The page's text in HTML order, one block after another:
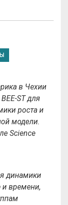
в Чехии
ST для
роста и
модели.
Science
динамики
и времени,